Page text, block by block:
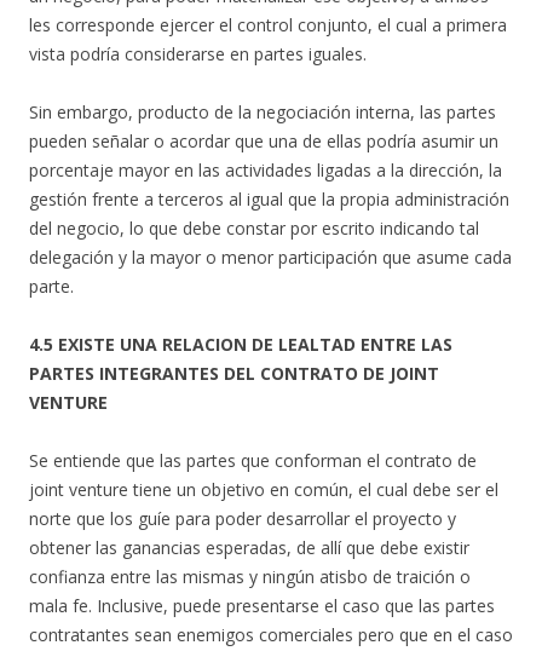
les corresponde ejercer el control conjunto, el cual a primera
vista podría considerarse en partes iguales.
Sin embargo, producto de la negociación interna, las partes
pueden señalar o acordar que una de ellas podría asumir un
porcentaje mayor en las actividades ligadas a la dirección, la
gestión frente a terceros al igual que la propia administración
del negocio, lo que debe constar por escrito indicando tal
delegación y la mayor o menor participación que asume cada
parte.
4.5 EXISTE UNA RELACION DE LEALTAD ENTRE LAS
PARTES INTEGRANTES DEL CONTRATO DE JOINT
VENTURE
Se entiende que las partes que conforman el contrato de
joint venture tiene un objetivo en común, el cual debe ser el
norte que los guíe para poder desarrollar el proyecto y
obtener las ganancias esperadas, de allí que debe existir
confianza entre las mismas y ningún atisbo de traición o
mala fe. Inclusive, puede presentarse el caso que las partes
contratantes sean enemigos comerciales pero que en el caso